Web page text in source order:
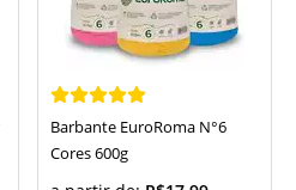
Barbante EuroRoma N°6
Cores 600g